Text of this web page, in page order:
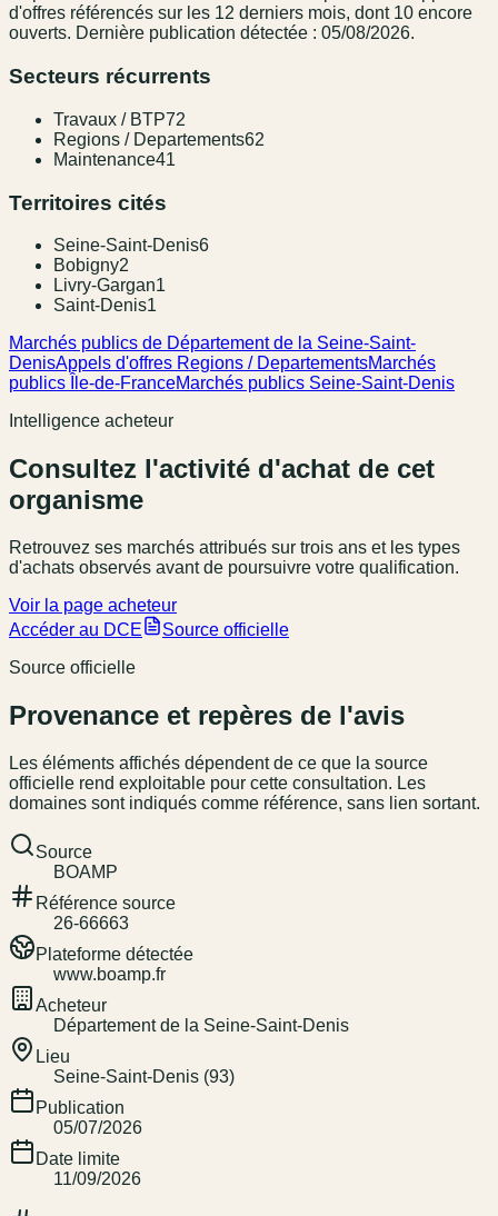
d'offres référencés sur les 12 derniers mois, dont 10 encore
ouverts. Dernière publication détectée : 05/08/2026.
Secteurs récurrents
Travaux / BTP72
Regions / Departements62
Maintenance41
Territoires cités
Seine-Saint-Denis6
Bobigny2
Livry-Gargan1
Saint-Denis1
Marchés publics de Département de la Seine-Saint-
DenisAppels d'offres Regions / DepartementsMarchés
publics Île-de-FranceMarchés publics Seine-Saint-Denis
Intelligence acheteur
Consultez l'activité d'achat de cet
organisme
Retrouvez ses marchés attribués sur trois ans et les types
d'achats observés avant de poursuivre votre qualification.
Voir la page acheteur
Accéder au DCE
Source officielle
Source officielle
Provenance et repères de l'avis
Les éléments affichés dépendent de ce que la source
officielle rend exploitable pour cette consultation. Les
domaines sont indiqués comme référence, sans lien sortant.
Source
BOAMP
Référence source
26-66663
Plateforme détectée
www.boamp.fr
Acheteur
Département de la Seine-Saint-Denis
Lieu
Seine-Saint-Denis (93)
Publication
05/07/2026
Date limite
11/09/2026